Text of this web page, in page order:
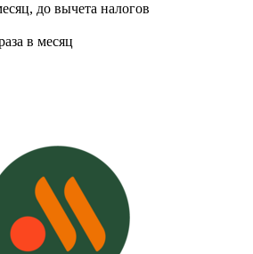
до вычета налогов
в месяц